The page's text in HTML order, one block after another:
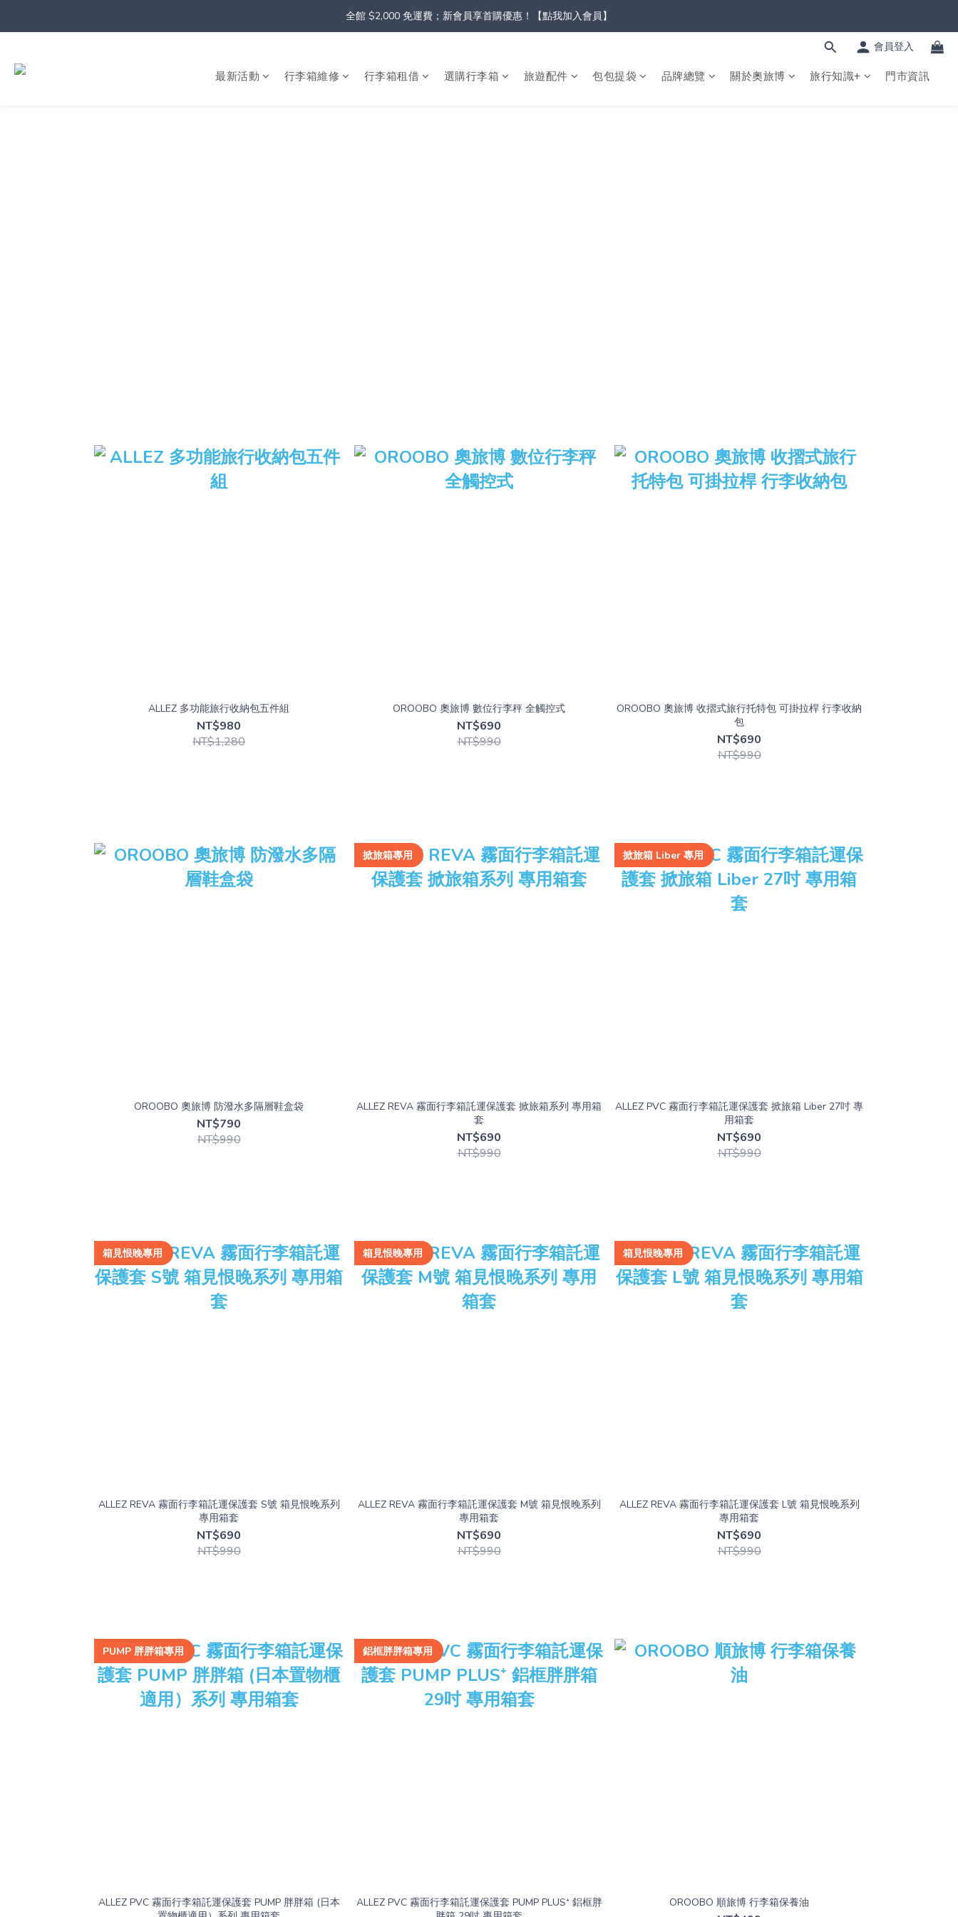
全館 $2,000 免運費；新會員享首購優惠！【點我加入會員】
會員登入
最新活動 行李箱維修 行李箱租借 選購行李箱 旅遊配件 包包提袋 品牌總覽 關於奧旅博 旅行知識+ 門市資訊
ALLEZ 多功能旅行收納包五件組
NT$980
NT$1,280
OROOBO 奧旅博 數位行李秤 全觸控式
NT$690
NT$990
OROOBO 奧旅博 收摺式旅行托特包 可掛拉桿 行李收納
包
NT$690
NT$990
OROOBO 奧旅博 防潑水多隔層鞋盒袋
NT$790
NT$990
掀旅箱專用
ALLEZ REVA 霧面行李箱託運保護套 掀旅箱系列 專用箱
套
NT$690
NT$990
掀旅箱 Liber 專用
ALLEZ PVC 霧面行李箱託運保護套 掀旅箱 Liber 27吋 專
用箱套
NT$690
NT$990
箱見恨晚專用
ALLEZ REVA 霧面行李箱託運保護套 S號 箱見恨晚系列
專用箱套
NT$690
NT$990
箱見恨晚專用
ALLEZ REVA 霧面行李箱託運保護套 M號 箱見恨晚系列
專用箱套
NT$690
NT$990
箱見恨晚專用
ALLEZ REVA 霧面行李箱託運保護套 L號 箱見恨晚系列
專用箱套
NT$690
NT$990
PUMP 胖胖箱專用
ALLEZ PVC 霧面行李箱託運保護套 PUMP 胖胖箱 (日本
鋁框胖胖箱專用
ALLEZ PVC 霧面行李箱託運保護套 PUMP PLUS⁺ 鋁框胖
OROOBO 順旅博 行李箱保養油